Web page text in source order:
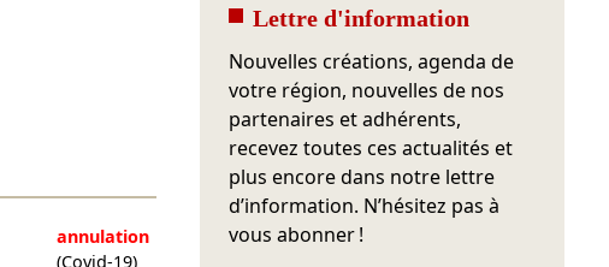
annulation
(Covid-19)
Lettre d'information
Nouvelles créations, agenda de
votre région, nouvelles de nos
partenaires et adhérents,
recevez toutes ces actualités et
plus encore dans notre lettre
d’information. N’hésitez pas à
vous abonner !